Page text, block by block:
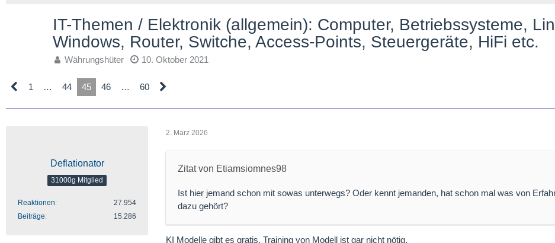
IT-Themen / Elektronik (allgemein): Computer, Betriebssysteme,
Windows, Router, Switche, Access-Points, Steuergeräte, HiFi etc.
Währungshüter 10. Oktober 2021
1 … 44 45 46 … 60
Deflationator
31000g Mitglied
Reaktionen
27.954
Beiträge
15.286
2. März 2026
Zitat von Etiamsiomnes98
Ist hier jemand schon mit sowas unterwegs? Oder kennt jemanden, hat schon mal was von
dazu gehört?
KI Modelle gibt es gratis. Training von Modell ist gar nicht nötig.